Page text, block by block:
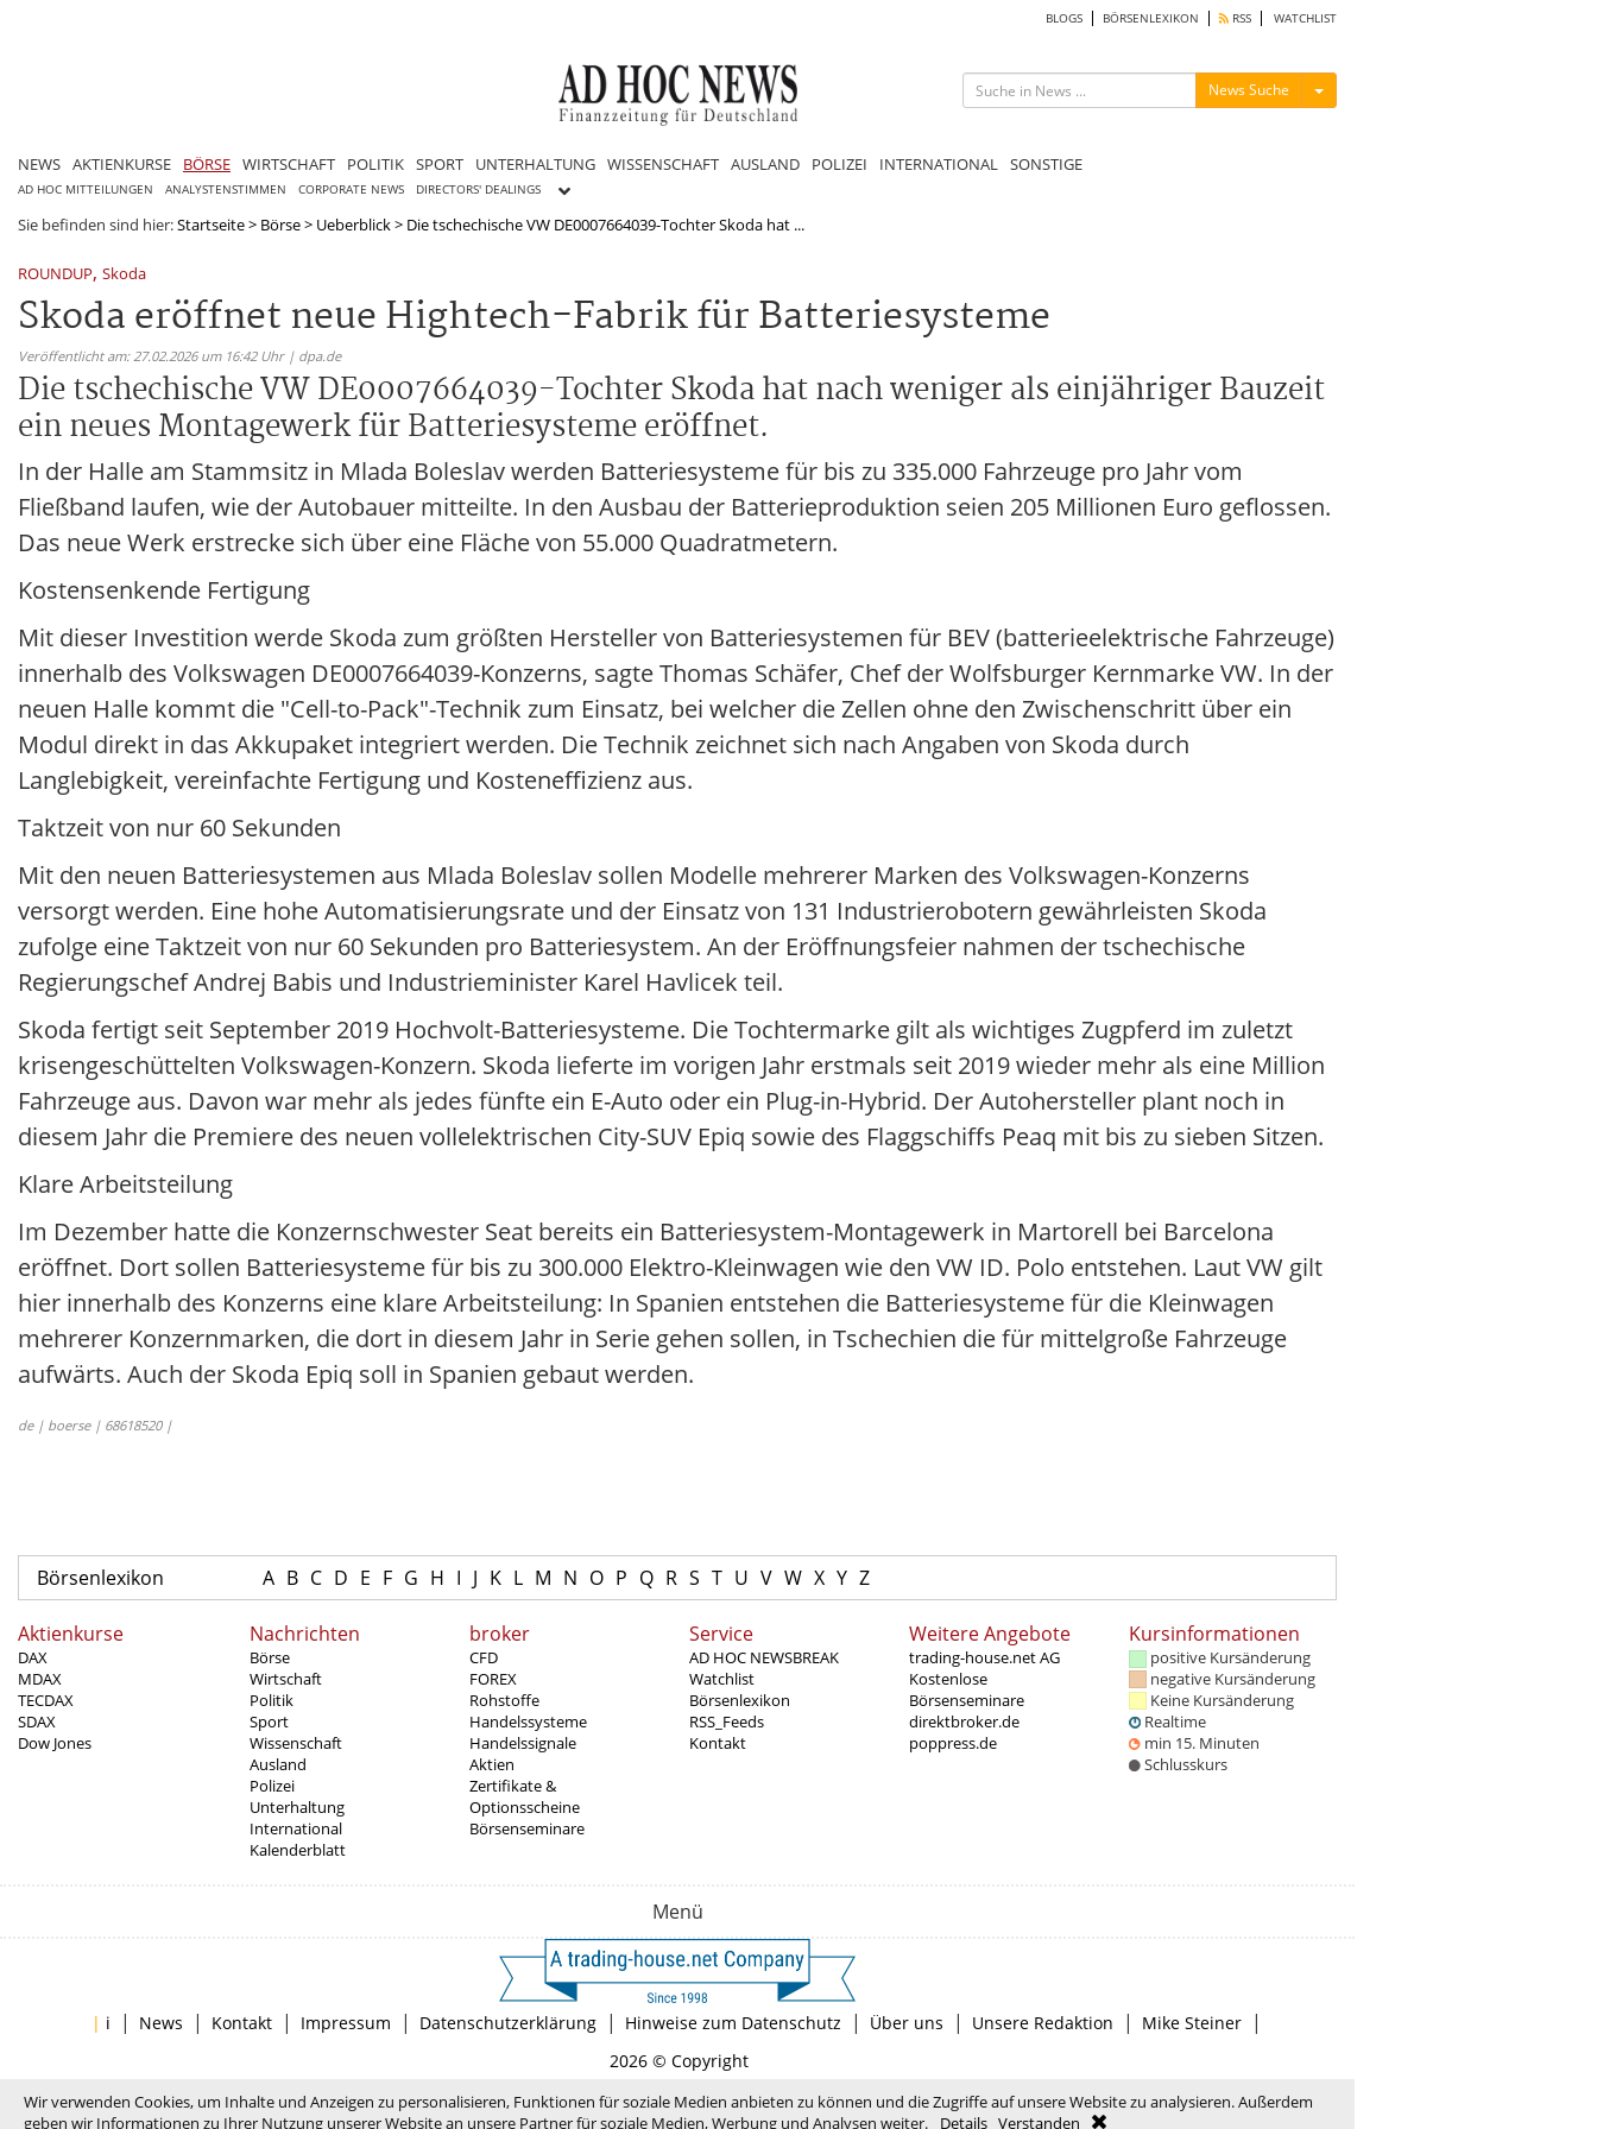
BLOGS BÖRSENLEXIKON RSS WATCHLIST
News Suche Menü ein-/ausblenden
NEWS AKTIENKURSE BÖRSE WIRTSCHAFT POLITIK SPORT UNTERHALTUNG WISSENSCHAFT AUSLAND POLIZEI INTERNATIONAL SONSTIGE
AD HOC MITTEILUNGEN ANALYSTENSTIMMEN CORPORATE NEWS DIRECTORS' DEALINGS
Sie befinden sind hier:Startseite> Börse> Ueberblick> Die tschechische VW DE0007664039-Tochter Skoda hat ...
ROUNDUP, Skoda
Skoda eröffnet neue Hightech-Fabrik für Batteriesysteme
Veröffentlicht am: 27.02.2026 um 16:42 Uhr | dpa.de
Die tschechische VW DE0007664039-Tochter Skoda hat nach weniger als einjähriger Bauzeit
ein neues Montagewerk für Batteriesysteme eröffnet.
In der Halle am Stammsitz in Mlada Boleslav werden Batteriesysteme für bis zu 335.000 Fahrzeuge pro Jahr vom
Fließband laufen, wie der Autobauer mitteilte. In den Ausbau der Batterieproduktion seien 205 Millionen Euro geflossen.
Das neue Werk erstrecke sich über eine Fläche von 55.000 Quadratmetern.
Kostensenkende Fertigung
Mit dieser Investition werde Skoda zum größten Hersteller von Batteriesystemen für BEV (batterieelektrische Fahrzeuge)
innerhalb des Volkswagen DE0007664039-Konzerns, sagte Thomas Schäfer, Chef der Wolfsburger Kernmarke VW. In der
neuen Halle kommt die "Cell-to-Pack"-Technik zum Einsatz, bei welcher die Zellen ohne den Zwischenschritt über ein
Modul direkt in das Akkupaket integriert werden. Die Technik zeichnet sich nach Angaben von Skoda durch
Langlebigkeit, vereinfachte Fertigung und Kosteneffizienz aus.
Taktzeit von nur 60 Sekunden
Mit den neuen Batteriesystemen aus Mlada Boleslav sollen Modelle mehrerer Marken des Volkswagen-Konzerns
versorgt werden. Eine hohe Automatisierungsrate und der Einsatz von 131 Industrierobotern gewährleisten Skoda
zufolge eine Taktzeit von nur 60 Sekunden pro Batteriesystem. An der Eröffnungsfeier nahmen der tschechische
Regierungschef Andrej Babis und Industrieminister Karel Havlicek teil.
Skoda fertigt seit September 2019 Hochvolt-Batteriesysteme. Die Tochtermarke gilt als wichtiges Zugpferd im zuletzt
krisengeschüttelten Volkswagen-Konzern. Skoda lieferte im vorigen Jahr erstmals seit 2019 wieder mehr als eine Million
Fahrzeuge aus. Davon war mehr als jedes fünfte ein E-Auto oder ein Plug-in-Hybrid. Der Autohersteller plant noch in
diesem Jahr die Premiere des neuen vollelektrischen City-SUV Epiq sowie des Flaggschiffs Peaq mit bis zu sieben Sitzen.
Klare Arbeitsteilung
Im Dezember hatte die Konzernschwester Seat bereits ein Batteriesystem-Montagewerk in Martorell bei Barcelona
eröffnet. Dort sollen Batteriesysteme für bis zu 300.000 Elektro-Kleinwagen wie den VW ID. Polo entstehen. Laut VW gilt
hier innerhalb des Konzerns eine klare Arbeitsteilung: In Spanien entstehen die Batteriesysteme für die Kleinwagen
mehrerer Konzernmarken, die dort in diesem Jahr in Serie gehen sollen, in Tschechien die für mittelgroße Fahrzeuge
aufwärts. Auch der Skoda Epiq soll in Spanien gebaut werden.
de | boerse | 68618520 |
Börsenlexikon A B C D E F G H I J K L M N O P Q R S T U V W X Y Z
Aktienkurse
DAX
MDAX
TECDAX
SDAX
Dow Jones
Nachrichten
Börse
Wirtschaft
Politik
Sport
Wissenschaft
Ausland
Polizei
Unterhaltung
International
Kalenderblatt
broker
CFD
FOREX
Rohstoffe
Handelssysteme
Handelssignale
Aktien
Zertifikate &
Optionsscheine
Börsenseminare
Service
AD HOC NEWSBREAK
Watchlist
Börsenlexikon
RSS_Feeds
Kontakt
Weitere Angebote
trading-house.net AG
Kostenlose
Börsenseminare
direktbroker.de
poppress.de
Kursinformationen
positive Kursänderung
negative Kursänderung
Keine Kursänderung
Realtime
min 15. Minuten
Schlusskurs
Menü
| i | News | Kontakt | Impressum | Datenschutzerklärung | Hinweise zum Datenschutz | Über uns | Unsere Redaktion | Mike Steiner |
2026 © Copyright
Wir verwenden Cookies, um Inhalte und Anzeigen zu personalisieren, Funktionen für soziale Medien anbieten zu können und die Zugriffe auf unsere Website zu analysieren. Außerdem
geben wir Informationen zu Ihrer Nutzung unserer Website an unsere Partner für soziale Medien, Werbung und Analysen weiter.
Details Verstanden